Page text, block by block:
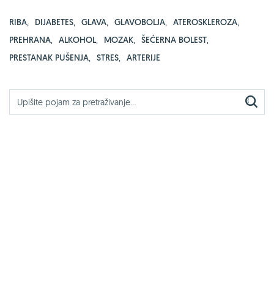
RIBA, DIJABETES, GLAVA, GLAVOBOLJA, ATEROSKLEROZA,
PREHRANA, ALKOHOL, MOZAK, ŠEĆERNA BOLEST,
PRESTANAK PUŠENJA, STRES, ARTERIJE